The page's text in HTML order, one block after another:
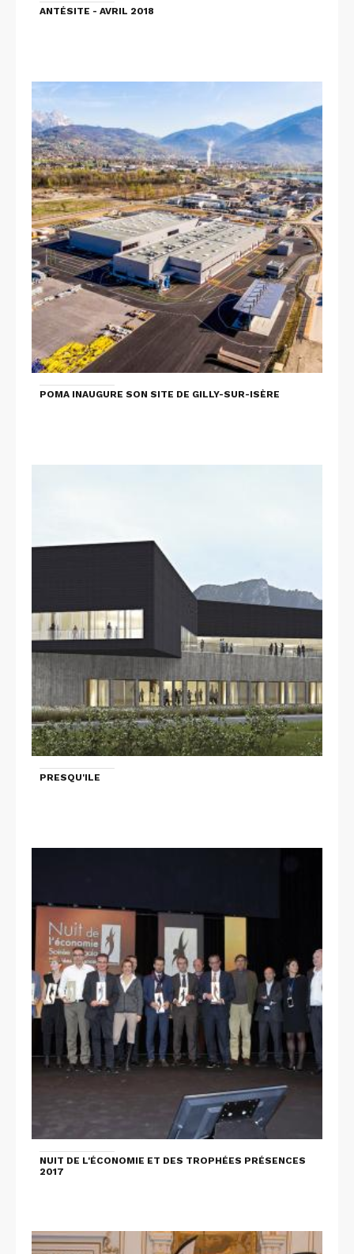
ANTÉSITE - AVRIL 2018
POMA INAUGURE SON SITE DE GILLY-SUR-ISÈRE
PRESQU'ILE
NUIT DE L'ÉCONOMIE ET DES TROPHÉES PRÉSENCES
2017